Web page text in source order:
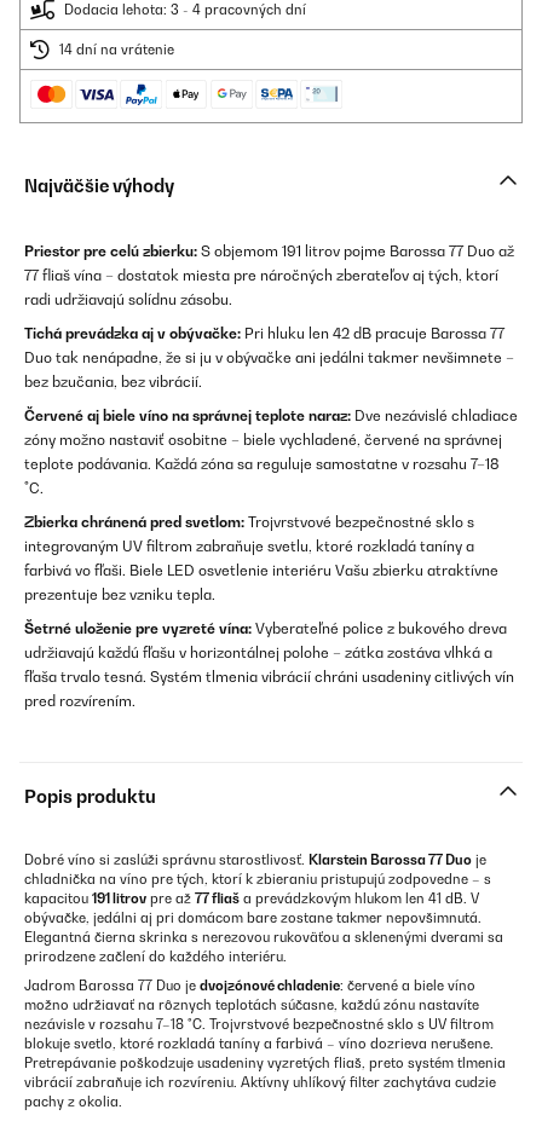
Dodacia lehota: 3 - 4 pracovných dní
14 dní na vrátenie
Najväčšie výhody
Priestor pre celú zbierku: S objemom 191 litrov pojme Barossa 77 Duo až
77 fliaš vína – dostatok miesta pre náročných zberateľov aj tých, ktorí
radi udržiavajú solídnu zásobu.
Tichá prevádzka aj v obývačke: Pri hluku len 42 dB pracuje Barossa 77
Duo tak nenápadne, že si ju v obývačke ani jedálni takmer nevšimnete –
bez bzučania, bez vibrácií.
Červené aj biele víno na správnej teplote naraz: Dve nezávislé chladiace
zóny možno nastaviť osobitne – biele vychladené, červené na správnej
teplote podávania. Každá zóna sa reguluje samostatne v rozsahu 7–18
°C.
Zbierka chránená pred svetlom: Trojvrstvové bezpečnostné sklo s
integrovaným UV filtrom zabraňuje svetlu, ktoré rozkladá taníny a
farbivá vo fľaši. Biele LED osvetlenie interiéru Vašu zbierku atraktívne
prezentuje bez vzniku tepla.
Šetrné uloženie pre vyzreté vína: Vyberateľné police z bukového dreva
udržiavajú každú fľašu v horizontálnej polohe – zátka zostáva vlhká a
fľaša trvalo tesná. Systém tlmenia vibrácií chráni usadeniny citlivých vín
pred rozvírením.
Popis produktu
Dobré víno si zaslúži správnu starostlivosť. Klarstein Barossa 77 Duo je
chladnička na víno pre tých, ktorí k zbieraniu pristupujú zodpovedne – s
kapacitou 191 litrov pre až 77 fliaš a prevádzkovým hlukom len 41 dB. V
obývačke, jedálni aj pri domácom bare zostane takmer nepovšimnutá.
Elegantná čierna skrinka s nerezovou rukoväťou a sklenenými dverami sa
prirodzene začlení do každého interiéru.
Jadrom Barossa 77 Duo je dvojzónové chladenie: červené a biele víno
možno udržiavať na rôznych teplotách súčasne, každú zónu nastavíte
nezávisle v rozsahu 7–18 °C. Trojvrstvové bezpečnostné sklo s UV filtrom
blokuje svetlo, ktoré rozkladá taníny a farbivá – víno dozrieva nerušene.
Pretrepávanie poškodzuje usadeniny vyzretých fliaš, preto systém tlmenia
vibrácií zabraňuje ich rozvíreniu. Aktívny uhlíkový filter zachytáva cudzie
pachy z okolia.